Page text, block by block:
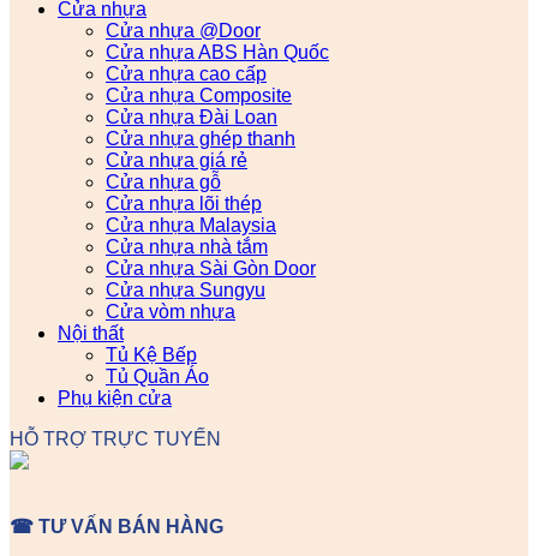
Cửa nhựa
Cửa nhựa @Door
Cửa nhựa ABS Hàn Quốc
Cửa nhựa cao cấp
Cửa nhựa Composite
Cửa nhựa Đài Loan
Cửa nhựa ghép thanh
Cửa nhựa giá rẻ
Cửa nhựa gỗ
Cửa nhựa lõi thép
Cửa nhựa Malaysia
Cửa nhựa nhà tắm
Cửa nhựa Sài Gòn Door
Cửa nhựa Sungyu
Cửa vòm nhựa
Nội thất
Tủ Kệ Bếp
Tủ Quần Áo
Phụ kiện cửa
HỖ TRỢ TRỰC TUYẾN
☎ TƯ VẤN BÁN HÀNG